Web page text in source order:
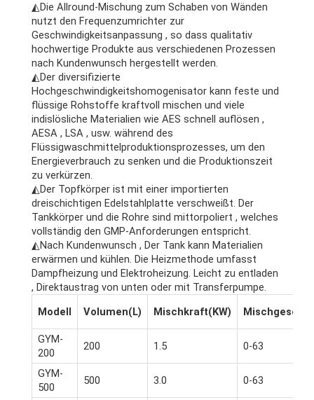
◭Die Allround-Mischung zum Schaben von Wänden
nutzt den Frequenzumrichter zur
Geschwindigkeitsanpassung , so dass qualitativ
hochwertige Produkte aus verschiedenen Prozessen
nach Kundenwunsch hergestellt werden.
◭Der diversifizierte
Hochgeschwindigkeitshomogenisator kann feste und
flüssige Rohstoffe kraftvoll mischen und viele
indislösliche Materialien wie AES schnell auflösen ,
AESA , LSA , usw. während des
Flüssigwaschmittelproduktionsprozesses, um den
Energieverbrauch zu senken und die Produktionszeit
zu verkürzen.
◭Der Topfkörper ist mit einer importierten
dreischichtigen Edelstahlplatte verschweißt. Der
Tankkörper und die Rohre sind mittorpoliert , welches
vollständig den GMP-Anforderungen entspricht.
◭Nach Kundenwunsch , Der Tank kann Materialien
erwärmen und kühlen. Die Heizmethode umfasst
Dampfheizung und Elektroheizung. Leicht zu entladen
, Direktaustrag von unten oder mit Transferpumpe.
Modell
Volumen(L) Mischkraft(KW)
GYM-
200
200 1.5 0-63
GYM-
500
500 3.0 0-63